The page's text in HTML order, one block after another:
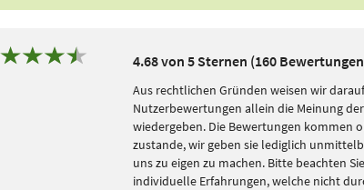
4.68 von 5 Sternen (160
Aus rechtlichen Gründen weisen wir
Nutzerbewertungen allein die Meinung
wiedergeben. Die Bewertungen kommen
zustande, wir geben sie lediglich
uns zu eigen zu machen. Bitte beachten
individuelle Erfahrungen, welche nicht